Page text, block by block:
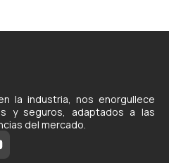
la industria, nos enorgullece
y seguros, adaptados a las
del mercado.